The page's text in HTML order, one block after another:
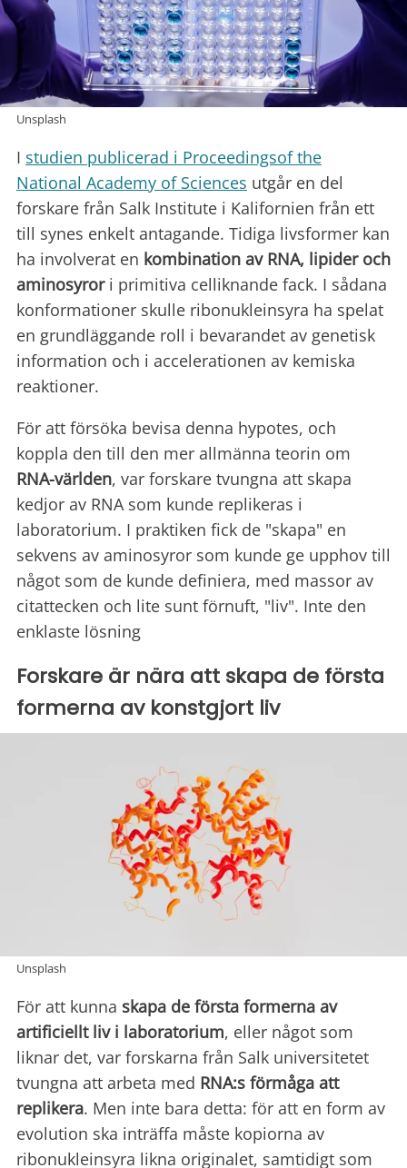
Unsplash
I studien publicerad i Proceedingsof the
National Academy of Sciences utgår en del
forskare från Salk Institute i Kalifornien från ett
till synes enkelt antagande. Tidiga livsformer kan
ha involverat en kombination av RNA, lipider och
aminosyrori primitiva celliknande fack. I sådana
konformationer skulle ribonukleinsyra ha spelat
en grundläggande roll i bevarandet av genetisk
information och i accelerationen av kemiska
reaktioner.
För att försöka bevisa denna hypotes, och
koppla den till den mer allmänna teorin om
RNA-världen, var forskare tvungna att skapa
kedjor av RNA som kunde replikeras i
laboratorium. I praktiken fick de "skapa" en
sekvens av aminosyror som kunde ge upphov till
något som de kunde definiera, med massor av
citattecken och lite sunt förnuft, "liv". Inte den
enklaste lösning
Forskare är nära att skapa de första
formerna av konstgjort liv
Unsplash
För att kunna skapa de första formerna av
artificiellt liv i laboratorium, eller något som
liknar det, var forskarna från Salk universitetet
tvungna att arbeta med RNA:s förmåga att
replikera. Men inte bara detta: för att en form av
evolution ska inträffa måste kopiorna av
ribonukleinsyra likna originalet, samtidigt som